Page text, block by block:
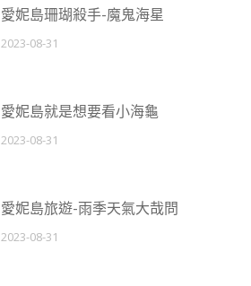
愛妮島珊瑚殺手-魔鬼海星
2023-08-31
愛妮島就是想要看小海龜
2023-08-31
愛妮島旅遊-雨季天氣大哉問
2023-08-31